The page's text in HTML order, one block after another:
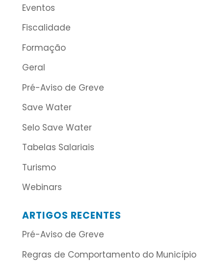
Eventos
Fiscalidade
Formação
Geral
Pré-Aviso de Greve
Save Water
Selo Save Water
Tabelas Salariais
Turismo
Webinars
ARTIGOS RECENTES
Pré-Aviso de Greve
Regras de Comportamento do Município